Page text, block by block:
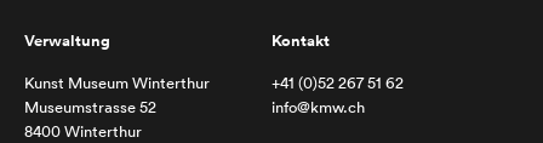
Verwaltung
Kunst Museum Winterthur
Museumstrasse 52
8400 Winterthur
Kontakt
+41 (0)52 267 51 62
info@kmw.ch